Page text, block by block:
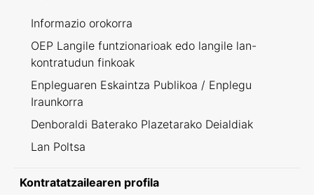
Informazio orokorra
OEP Langile funtzionarioak edo langile lan-
kontratudun finkoak
Enpleguaren Eskaintza Publikoa / Enplegu
Iraunkorra
Denboraldi Baterako Plazetarako Deialdiak
Lan Poltsa
Kontratatzailearen profila